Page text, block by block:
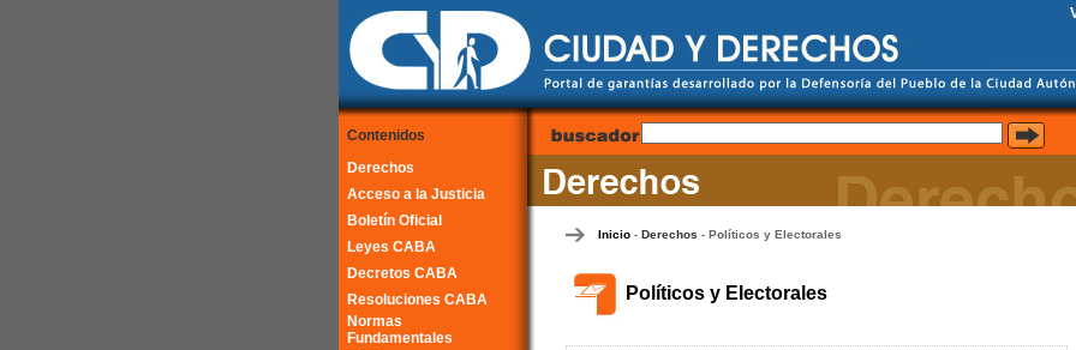
Contenidos
Derechos
Acceso a la Justicia
Boletín Oficial
Leyes CABA
Decretos CABA
Resoluciones CABA
Normas
Fundamentales
Inicio- Derechos - Políticos y Electorales
Políticos y Electorales